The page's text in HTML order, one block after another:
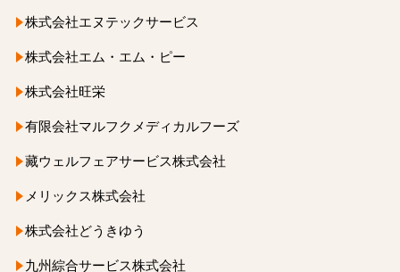
株式会社エヌテックサービス
株式会社エム・エム・ピー
株式会社旺栄
有限会社マルフクメディカルフーズ
藏ウェルフェアサービス株式会社
メリックス株式会社
株式会社どうきゆう
九州綜合サービス株式会社